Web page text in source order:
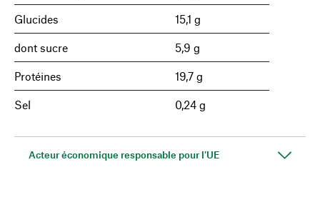
Glucides 15,1 g
dont sucre 5,9 g
Protéines 19,7 g
Sel 0,24 g
Acteur économique responsable pour l'UE